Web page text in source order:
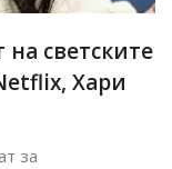
на светските
Хари
за